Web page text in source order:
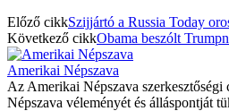
Előző cikkSzijjártó a Russia Today
Következő cikkObama beszólt
Amerikai Népszava
Az Amerikai Népszava
Népszava véleményét és álláspontját